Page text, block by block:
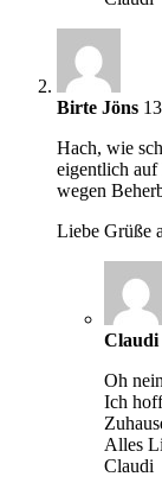
Birte Jöns
Hach, wie
eigentlich auf
wegen
Liebe Grüße
Claudi
Oh
Ich
Alles
Claudi